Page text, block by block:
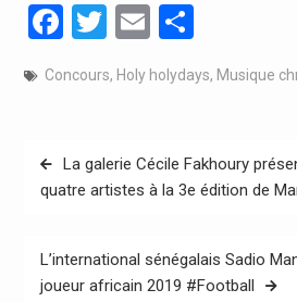
Facebook
Twitter
Email
Concours, Holy holydays, Musique
Navigation
de
La galerie Cécile Fakhoury
quatre artistes à la 3e édition de
L’international sénégalais Sadio
joueur africain 2019 #Football